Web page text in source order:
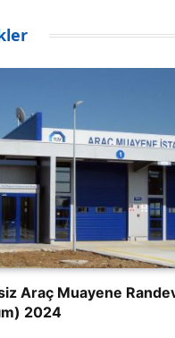
Araç Muayene
2024